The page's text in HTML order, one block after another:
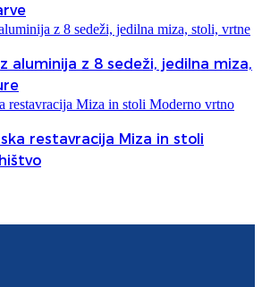
aluminija z 8 sedeži, jedilna miza,
restavracija Miza in stoli